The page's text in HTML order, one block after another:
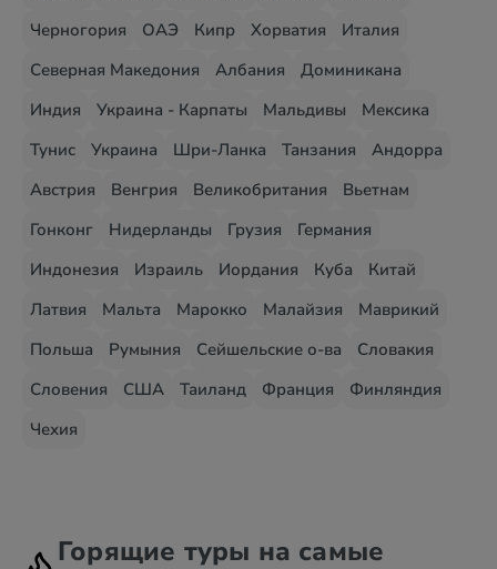
Черногория
ОАЭ Кипр Хорватия
Италия
Северная Македония
Албания
Доминикана
Индия
Украина - Карпаты Мальдивы
Мексика
Тунис
Украина Шри-Ланка Танзания
Андорра
Австрия
Венгрия Великобритания
Вьетнам
Гонконг
Нидерланды Грузия
Германия
Индонезия
Израиль Иордания Куба
Китай
Латвия
Мальта Марокко Малайзия
Маврикий
Польша
Румыния Сейшельские о-ва
Словакия
Словения
США Таиланд Франция
Финляндия
Чехия
Горящие туры на самые